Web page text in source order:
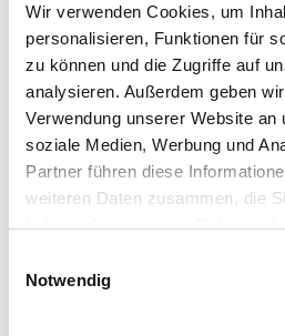
Wir verwenden Cookies, um
personalisieren, Funktionen für
zu können und die Zugriffe auf
analysieren. Außerdem geben
Verwendung unserer Website an
soziale Medien, Werbung und
Partner führen diese
weiteren Daten zusammen, die
haben oder die sie im Rahmen
Notwendig
Artikel-Nr.83-600-32-samtchevr-met-
Farbe
samtchevr/met. mutaro-
kombi